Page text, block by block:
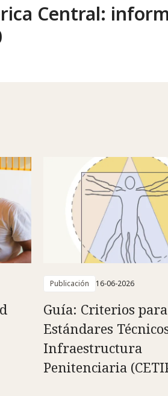
Central:
Publicación 16-06-2026
Guía: Criterios para
Estándares
Infraestructura
Penitenciaria